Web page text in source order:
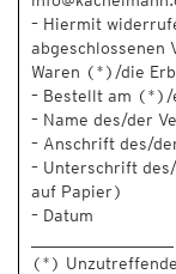
– Hiermit
abgeschlossenen
Waren (*)/die
– Bestellt am
– Name des/der
– Anschrift des/
– Unterschrift
auf Papier)
– Datum
(*)